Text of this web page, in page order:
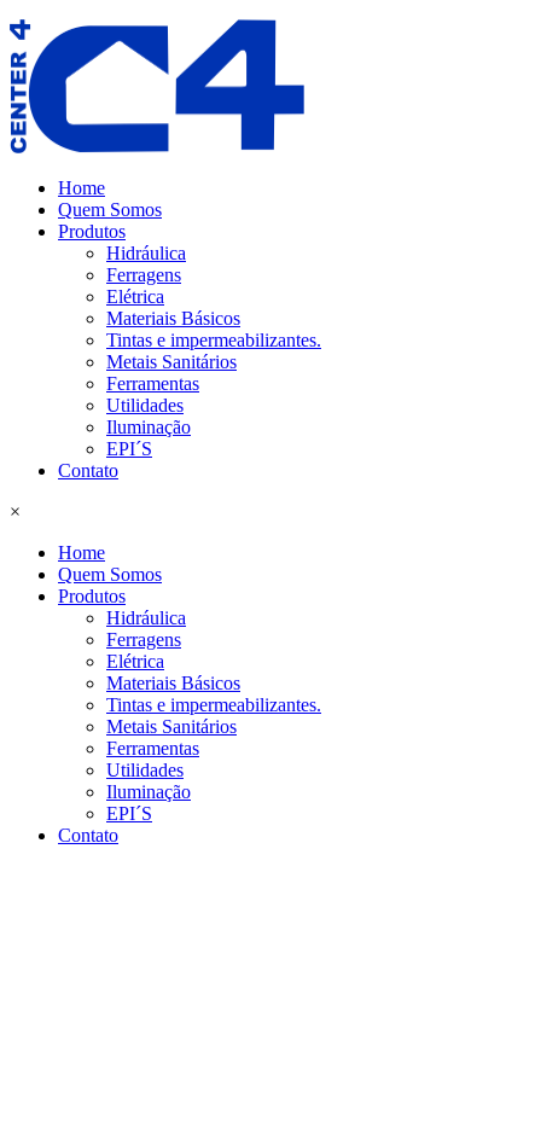
Home
Quem Somos
Produtos
Hidráulica
Ferragens
Elétrica
Materiais Básicos
Tintas e impermeabilizantes.
Metais Sanitários
Ferramentas
Utilidades
Iluminação
EPI´S
Contato
×
Home
Quem Somos
Produtos
Hidráulica
Ferragens
Elétrica
Materiais Básicos
Tintas e impermeabilizantes.
Metais Sanitários
Ferramentas
Utilidades
Iluminação
EPI´S
Contato